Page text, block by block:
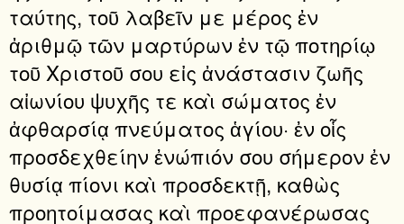
ταύτης, τοῦ λαβεῖν με μέρος ἐν
ἀριθμῷ τῶν μαρτύρων ἐν τῷ ποτηρίῳ
τοῦ Χριστοῦ σου εἰς ἀνάστασιν ζωῆς
αἰωνίου ψυχῆς τε καὶ σώματος ἐν
ἀφθαρσίᾳ πνεύματος ἁγίου· ἐν οἷς
προσδεχθείην ἐνώπιόν σου σήμερον ἐν
θυσίᾳ πίονι καὶ προσδεκτῇ, καθὼς
προητοίμασας καὶ προεφανέρωσας